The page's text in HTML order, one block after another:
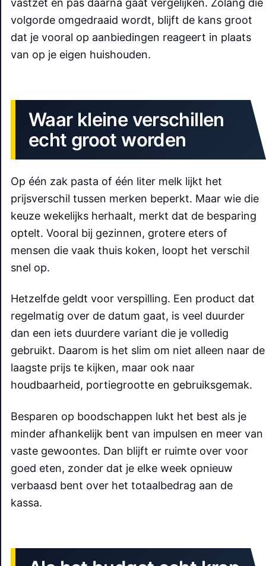
vastzet en pas daarna gaat vergelijken. Zolang die
volgorde omgedraaid wordt, blijft de kans groot
dat je vooral op aanbiedingen reageert in plaats
van op je eigen huishouden.
Waar kleine verschillen
echt groot worden
Op één zak pasta of één liter melk lijkt het
prijsverschil tussen merken beperkt. Maar wie die
keuze wekelijks herhaalt, merkt dat de besparing
optelt. Vooral bij gezinnen, grotere eters of
mensen die vaak thuis koken, loopt het verschil
snel op.
Hetzelfde geldt voor verspilling. Een product dat
regelmatig over de datum gaat, is veel duurder
dan een iets duurdere variant die je volledig
gebruikt. Daarom is het slim om niet alleen naar de
laagste prijs te kijken, maar ook naar
houdbaarheid, portiegrootte en gebruiksgemak.
Besparen op boodschappen lukt het best als je
minder afhankelijk bent van impulsen en meer van
vaste gewoontes. Dan blijft er ruimte over voor
goed eten, zonder dat je elke week opnieuw
verbaasd bent over het totaalbedrag aan de
kassa.